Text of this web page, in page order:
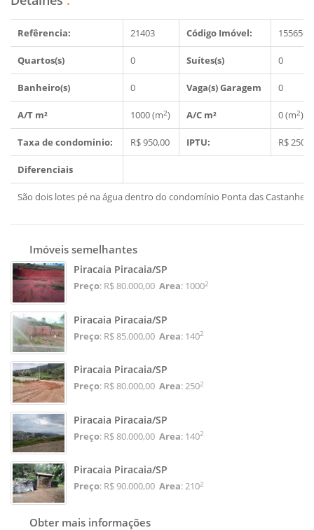
Refêrencia: 21403 Código Imóvel: 1556566
Quartos(s) 0 Suítes(s) 0
Banheiro(s) 0 Vaga(s) Garagem 0
A/T m² 1000 (m2) A/C m² 0 (m2)
Taxa de condominio: R$ 950,00 IPTU: R$
Diferenciais
São dois lotes pé na água dentro do condomínio Ponta das
Imóveis semelhantes
Piracaia Piracaia/SP
Preço: R$ 80.000,00 Area: 10002
Piracaia Piracaia/SP
Preço: R$ 85.000,00 Area: 1402
Piracaia Piracaia/SP
Preço: R$ 80.000,00 Area: 2502
Piracaia Piracaia/SP
Preço: R$ 80.000,00 Area: 1402
Piracaia Piracaia/SP
Preço: R$ 90.000,00 Area: 2102
Obter mais informações